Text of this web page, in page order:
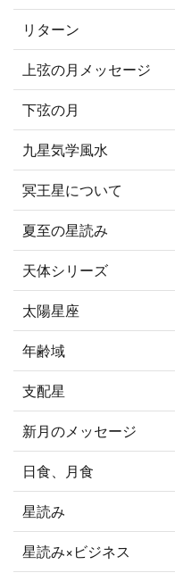
リターン
上弦の月メッセージ
下弦の月
九星気学風水
冥王星について
夏至の星読み
天体シリーズ
太陽星座
年齢域
支配星
新月のメッセージ
日食、月食
星読み
星読み×ビジネス